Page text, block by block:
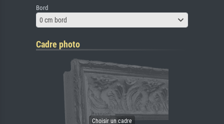
Bord
0 cm bord
Cadre photo